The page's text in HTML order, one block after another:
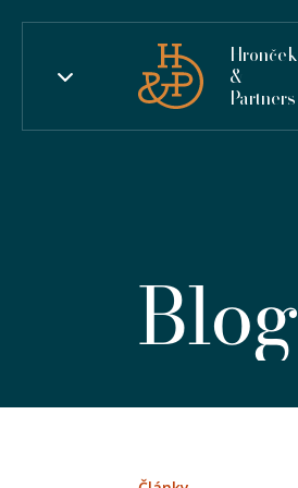
Hronček
&
Partners
Blog